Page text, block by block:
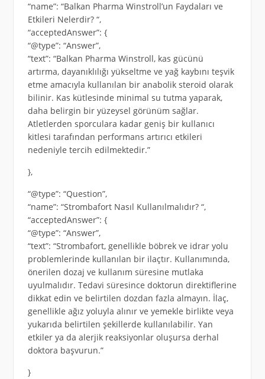
“name”: “Balkan Pharma Winstroll’un Faydaları ve
Etkileri Nelerdir? “,
“acceptedAnswer”: {
“@type”: “Answer”,
“text”: “Balkan Pharma Winstroll, kas gücünü
artırma, dayanıklılığı yükseltme ve yağ kaybını teşvik
etme amacıyla kullanılan bir anabolik steroid olarak
bilinir. Kas kütlesinde minimal su tutma yaparak,
daha belirgin bir yüzeysel görünüm sağlar.
Atletlerden sporculara kadar geniş bir kullanıcı
kitlesi tarafından performans artırıcı etkileri
nedeniyle tercih edilmektedir.”
},
“@type”: “Question”,
“name”: “Strombafort Nasıl Kullanılmalıdır? “,
“acceptedAnswer”: {
“@type”: “Answer”,
“text”: “Strombafort, genellikle böbrek ve idrar yolu
problemlerinde kullanılan bir ilaçtır. Kullanımında,
önerilen dozaj ve kullanım süresine mutlaka
uyulmalıdır. Tedavi süresince doktorun direktiflerine
dikkat edin ve belirtilen dozdan fazla almayın. İlaç,
genellikle ağız yoluyla alınır ve yemekle birlikte veya
yukarıda belirtilen şekillerde kullanılabilir. Yan
etkiler ya da alerjik reaksiyonlar oluşursa derhal
doktora başvurun.”
}